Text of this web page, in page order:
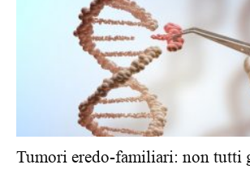
Tumori eredo-familiari: non tutti